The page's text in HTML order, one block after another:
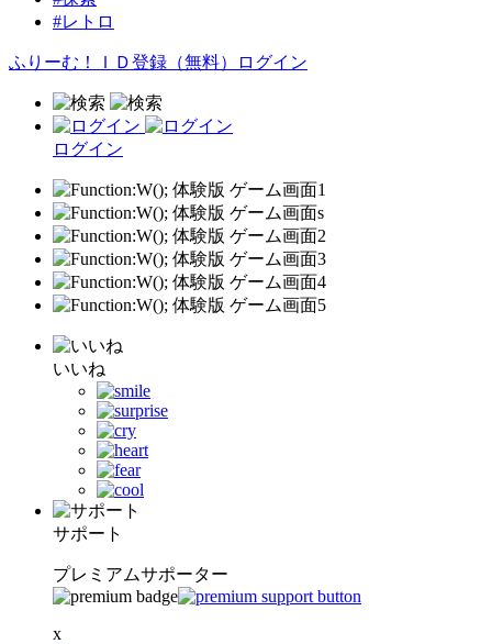
#レトロ
ふりーむ！ＩＤ登録（無料） ログイン
ログイン
いいね
サポート
プレミアムサポーター
x